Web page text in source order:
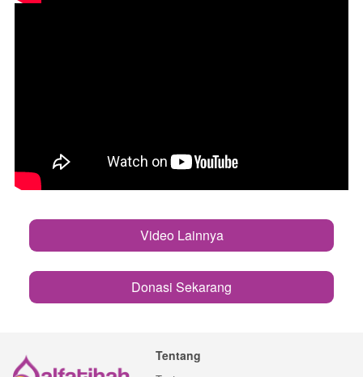
`
Video Lainnya
`Donasi Sekarang
Tentang